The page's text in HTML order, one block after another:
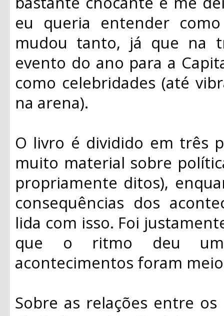
eu queria entender
mudou tanto, já que na
evento do ano para a
como celebridades (até
na arena).
O livro é dividido em três
muito material sobre
propriamente ditos),
consequências dos
lida com isso. Foi
que o ritmo deu
acontecimentos foram
Sobre as relações entre